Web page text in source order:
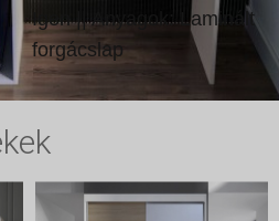
Igen || Anyagok: Laminált
forgácslap